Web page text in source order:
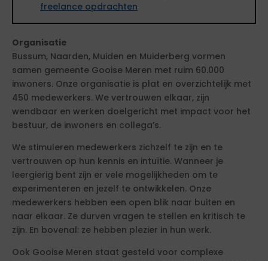
freelance opdrachten
Organisatie
Bussum, Naarden, Muiden en Muiderberg vormen
samen gemeente Gooise Meren met ruim 60.000
inwoners. Onze organisatie is plat en overzichtelijk met
450 medewerkers. We vertrouwen elkaar, zijn
wendbaar en werken doelgericht met impact voor het
bestuur, de inwoners en collega’s.
We stimuleren medewerkers zichzelf te zijn en te
vertrouwen op hun kennis en intuïtie. Wanneer je
leergierig bent zijn er vele mogelijkheden om te
experimenteren en jezelf te ontwikkelen. Onze
medewerkers hebben een open blik naar buiten en
naar elkaar. Ze durven vragen te stellen en kritisch te
zijn. En bovenal: ze hebben plezier in hun werk.
Ook Gooise Meren staat gesteld voor complexe